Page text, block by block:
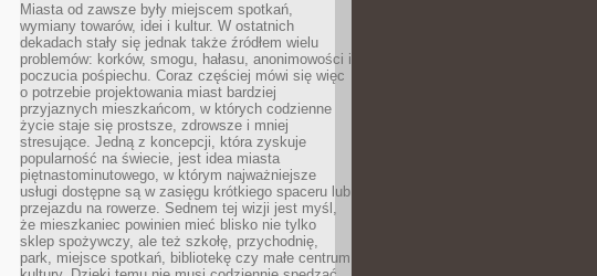
Miasta od zawsze były miejscem spotkań,
wymiany towarów, idei i kultur. W ostatnich
dekadach stały się jednak także źródłem wielu
problemów: korków, smogu, hałasu, anonimowości i
poczucia pośpiechu. Coraz częściej mówi się więc
o potrzebie projektowania miast bardziej
przyjaznych mieszkańcom, w których codzienne
życie staje się prostsze, zdrowsze i mniej
stresujące. Jedną z koncepcji, która zyskuje
popularność na świecie, jest idea miasta
piętnastominutowego, w którym najważniejsze
usługi dostępne są w zasięgu krótkiego spaceru lub
przejazdu na rowerze. Sednem tej wizji jest myśl,
że mieszkaniec powinien mieć blisko nie tylko
sklep spożywczy, ale też szkołę, przychodnię,
park, miejsce spotkań, bibliotekę czy małe centrum